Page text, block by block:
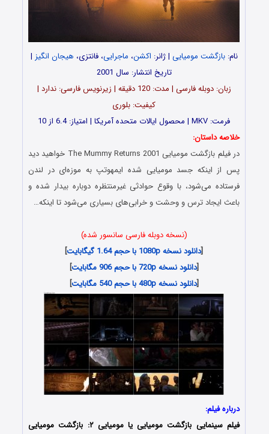
نام:بازگشت مومیایی | ژانر: اکشن، ماجرایی، فانتزی، هیجان انگیز |
تاریخ انتشار: سال 2001
زبان: دوبله فارسی | مدت: 120 دقیقه | زیرنویس فارسی: ندارد |
کیفیت: بلوری
فرمت: MKV | محصول ایالات متحده آمریکا | امتیاز: 6.4 از 10
خلاصه داستان:
در فیلم بازگشت مومیایی The Mummy Returns 2001 خواهید دید
پس از اینکه جسد مومیایی شده ایمهوتپ به موزه‌ای در لندن
فرستاده می‌شود، با وقوع حوادثی غیرمنتظره دوباره بیدار شده و
باعث ایجاد ترس و وحشت و خرابی‌های بسیاری می‌شود تا اینکه…
(نسخه دوبله فارسی سانسور شده)
[دانلود نسخه 1080p با حجم 1.64 گیگابایت
]
[دانلود نسخه 720p با حجم 906 مگابایت
]
[دانلود نسخه 480p با حجم 540 مگابایت ]
درباره فیلم:
فیلم سینمایی بازگشت مومیایی یا مومیایی ۲: بازگشت مومیایی